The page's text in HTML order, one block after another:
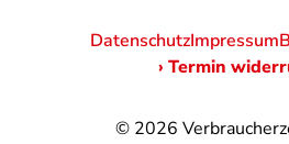
© 2026
DatenschutzImpressum
› Termin